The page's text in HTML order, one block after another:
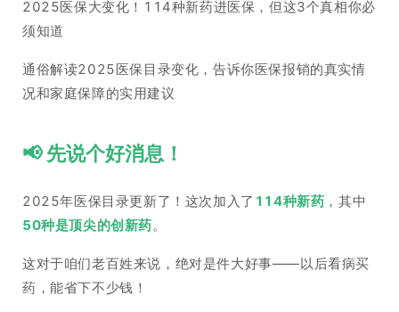
2025医保大变化！114种新药进医保，但这3个真相你必
须知道
通俗解读2025医保目录变化，告诉你医保报销的真实情
况和家庭保障的实用建议
📢 先说个好消息！
2025年医保目录更新了！这次加入了 114种新药 ，其中
50种是顶尖的创新药。
这对于咱们老百姓来说，绝对是件大好事——以后看病买
药，能省下不少钱！